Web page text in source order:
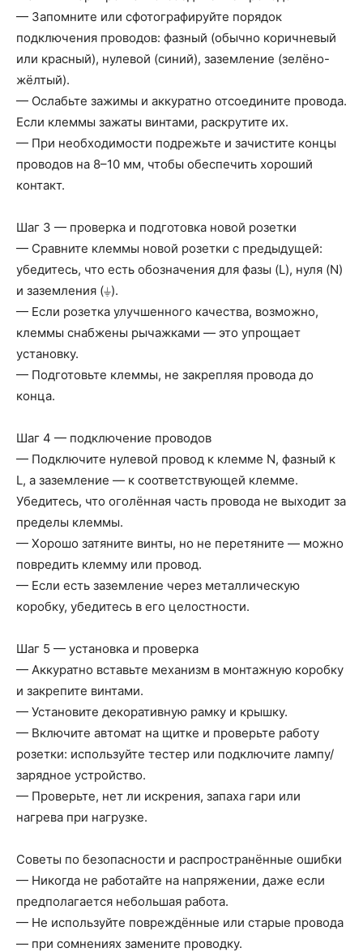
— Запомните или сфотографируйте порядок
подключения проводов: фазный (обычно коричневый
или красный), нулевой (синий), заземление (зелёно-
жёлтый).
— Ослабьте зажимы и аккуратно отсоедините провода.
Если клеммы зажаты винтами, раскрутите их.
— При необходимости подрежьте и зачистите концы
проводов на 8–10 мм, чтобы обеспечить хороший
контакт.
Шаг 3 — проверка и подготовка новой розетки
— Сравните клеммы новой розетки с предыдущей:
убедитесь, что есть обозначения для фазы (L), нуля (N)
и заземления (⏚).
— Если розетка улучшенного качества, возможно,
клеммы снабжены рычажками — это упрощает
установку.
— Подготовьте клеммы, не закрепляя провода до
конца.
Шаг 4 — подключение проводов
— Подключите нулевой провод к клемме N, фазный к
L, а заземление — к соответствующей клемме.
Убедитесь, что оголённая часть провода не выходит за
пределы клеммы.
— Хорошо затяните винты, но не перетяните — можно
повредить клемму или провод.
— Если есть заземление через металлическую
коробку, убедитесь в его целостности.
Шаг 5 — установка и проверка
— Аккуратно вставьте механизм в монтажную коробку
и закрепите винтами.
— Установите декоративную рамку и крышку.
— Включите автомат на щитке и проверьте работу
розетки: используйте тестер или подключите лампу/
зарядное устройство.
— Проверьте, нет ли искрения, запаха гари или
нагрева при нагрузке.
Советы по безопасности и распространённые ошибки
— Никогда не работайте на напряжении, даже если
предполагается небольшая работа.
— Не используйте повреждённые или старые провода
— при сомнениях замените проводку.